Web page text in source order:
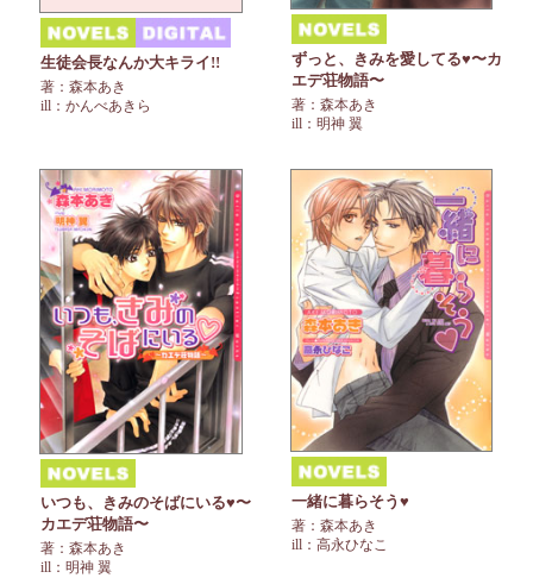
生徒会長なんか大キライ!!
著：森本あき
ill：かんべあきら
ずっと、きみを愛してる♥〜カ
エデ荘物語〜
著：森本あき
ill：明神 翼
いつも、きみのそばにいる♥〜
カエデ荘物語〜
著：森本あき
ill：明神 翼
一緒に暮らそう♥
著：森本あき
ill：高永ひなこ